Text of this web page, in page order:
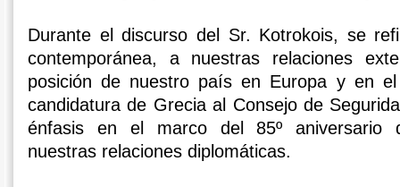
Durante el discurso del Sr. Kotrokois, se
contemporánea, a nuestras relaciones
posición de nuestro país en Europa y en
candidatura de Grecia al Consejo de
énfasis en el marco del 85º aniversario
nuestras relaciones diplomáticas.